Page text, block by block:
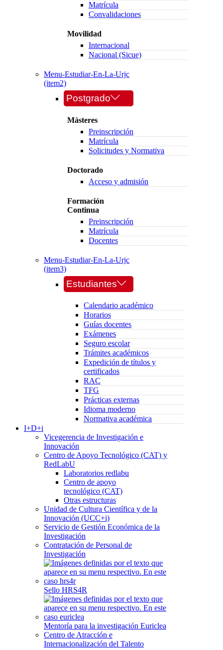
Matrícula
Convalidaciones
Movilidad
Internacional
Nacional (Sicue)
Menu-Estudiar-En-La-Urjc
(item2)
Postgrado
Másteres
Preinscripción
Matrícula
Solicitudes y Normativa
Doctorado
Acceso y admisión
Formación
Continua
Preinscripción
Matrícula
Docentes
Menu-Estudiar-En-La-Urjc
(item3)
Estudiantes
Calendario académico
Horarios
Guías docentes
Exámenes
Seguro escolar
Trámites académicos
Expedición de títulos y
certificados
RAC
TFG
Prácticas externas
Idioma moderno
Normativa académica
I+D+i
Vicegerencia de Investigación e
Innovación
Centro de Apoyo Tecnológico (CAT) y
RedLabU
Laboratorios redlabu
Centro de apoyo
tecnológico (CAT)
Otras estructuras
Unidad de Cultura Científica y de la
Innovación (UCC+i)
Servicio de Gestión Económica de la
Investigación
Contratación de Personal de
Investigación
Sello HRS4R
Mentoría para la investigación Euriclea
Centro de Atracción e
Internacionalización del Talento